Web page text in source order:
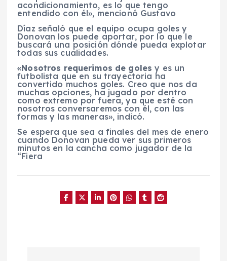
acondicionamiento, es lo que tengo
entendido con él», mencionó Gustavo
Díaz señaló que el equipo ocupa goles y
Donovan los puede aportar, por lo que le
buscará una posición dónde pueda explotar
todas sus cualidades.
«Nosotros requerimos de goles y es un
futbolista que en su trayectoria ha
convertido muchos goles. Creo que nos da
muchas opciones, ha jugado por dentro
como extremo por fuera, ya que esté con
nosotros conversaremos con él, con las
formas y las maneras», indicó.
Se espera que sea a finales del mes de enero
cuando Donovan pueda ver sus primeros
minutos en la cancha como jugador de la
“Fiera